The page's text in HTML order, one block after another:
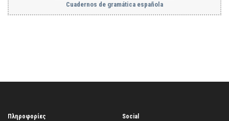
Cuadernos de gramática española
Πληροφορίες Social